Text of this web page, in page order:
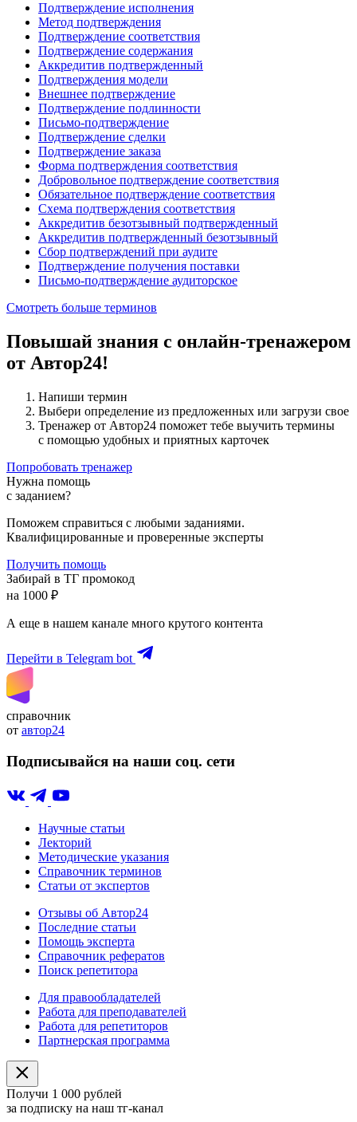
Подтверждение исполнения
Метод подтверждения
Подтверждение соответствия
Подтверждение содержания
Аккредитив подтвержденный
Подтверждения модели
Внешнее подтверждение
Подтверждение подлинности
Письмо-подтверждение
Подтверждение сделки
Подтверждение заказа
Форма подтверждения соответствия
Добровольное подтверждение соответствия
Обязательное подтверждение соответствия
Схема подтверждения соответствия
Аккредитив безотзывный подтвержденный
Аккредитив подтвержденный безотзывный
Сбор подтверждений при аудите
Подтверждение получения поставки
Письмо-подтверждение аудиторское
Смотреть больше терминов
Повышай знания с онлайн-тренажером
от Автор24!
Напиши термин
Выбери определение из предложенных или загрузи свое
Тренажер от Автор24 поможет тебе выучить термины
с помощью удобных и приятных карточек
Попробовать тренажер
Нужна помощь
с заданием?
Поможем справиться с любыми заданиями.
Квалифицированные и проверенные эксперты
Получить помощь
Забирай в ТГ промокод
на 1000 ₽
А еще в нашем канале много крутого контента
Перейти в Telegram bot
справочник
от автор24
Подписывайся на наши соц. сети
Научные статьи
Лекторий
Методические указания
Справочник терминов
Статьи от экспертов
Отзывы об Автор24
Последние статьи
Помощь эксперта
Справочник рефератов
Поиск репетитора
Для правообладателей
Работа для преподавателей
Работа для репетиторов
Партнерская программа
Получи 1 000 рублей
за подписку на наш тг-канал